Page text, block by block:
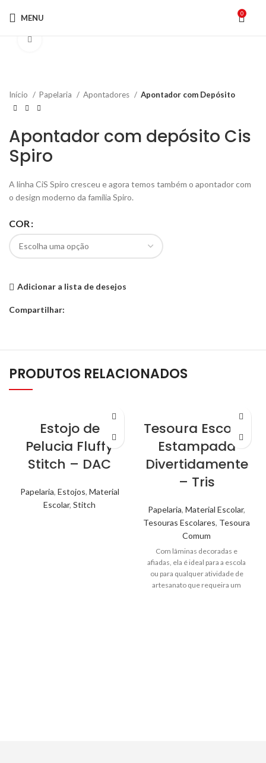
MENU 0
Início Papelaria Apontadores Apontador com Depósito
Apontador com depósito Cis
Spiro
A linha CiS Spiro cresceu e agora temos também o apontador com
o design moderno da família Spiro.
COR
Adicionar a lista de desejos
Compartilhar:
PRODUTOS RELACIONADOS
Estojo de
Pelucia Fluffy
Stitch – DAC
Papelaria, Estojos, Material
Escolar, Stitch
Tesoura Escolar
Estampada
Divertidamente
– Tris
Papelaria, Material Escolar,
Tesouras Escolares, Tesoura
Comum
Com lâminas decoradas e
afiadas, ela é ideal para a escola
ou para qualquer atividade de
artesanato que requeira um